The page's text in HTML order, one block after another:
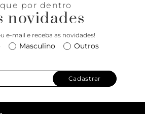
por dentro
novidades
e-mail e receba as novidades!
Masculino Outros
Cadastrar